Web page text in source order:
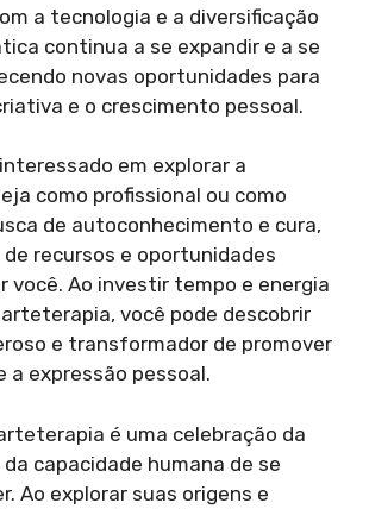
a tecnologia e a diversificação
continua a se expandir e a se
novas oportunidades para
e o crescimento pessoal.
em explorar a
como profissional ou como
de autoconhecimento e cura,
de recursos e oportunidades
você. Ao investir tempo e energia
você pode descobrir
e transformador de promover
a expressão pessoal.
é uma celebração da
capacidade humana de se
Ao explorar suas origens e